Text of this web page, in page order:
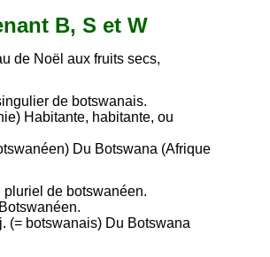
B, S et W
de Noël aux fruits secs,
de botswanais.
Habitante, habitante, ou
Du Botswana (Afrique
pluriel de botswanéen.
(= botswanais) Du Botswana